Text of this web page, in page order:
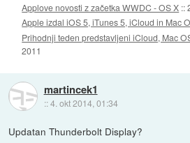
Applove novosti z začetka WWDC - OS X ::
Apple izdal iOS 5, iTunes 5, iCloud in Mac
Prihodnji teden predstavljeni iCloud, Mac
2011
martincek1
::4. okt 2014, 01:34
Updatan Thunderbolt Display?